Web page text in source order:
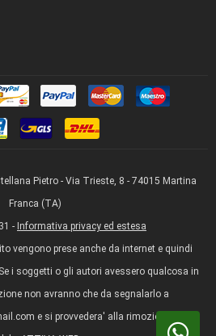
Pietro - Via Trieste, 8 - 74015 Martina
Franca (TA)
- Informativa privacy ed estesa
vengono prese anche da internet e quindi
i soggetti o gli autori avessero qualcosa in
non avranno che da segnalarlo a
e si provvedera' alla rimozione.